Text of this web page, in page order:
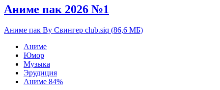
Аниме пак 2026 №1
Аниме пак By Свингер club.siq (86,6 МБ)
Аниме
Юмор
Музыка
Эрудиция
Аниме 84%